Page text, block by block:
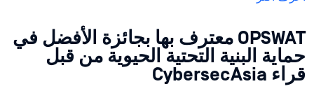
OPSWAT معترف بها بجائزة الأفضل في
حماية البنية التحتية الحيوية من قبل
قراء CybersecAsia